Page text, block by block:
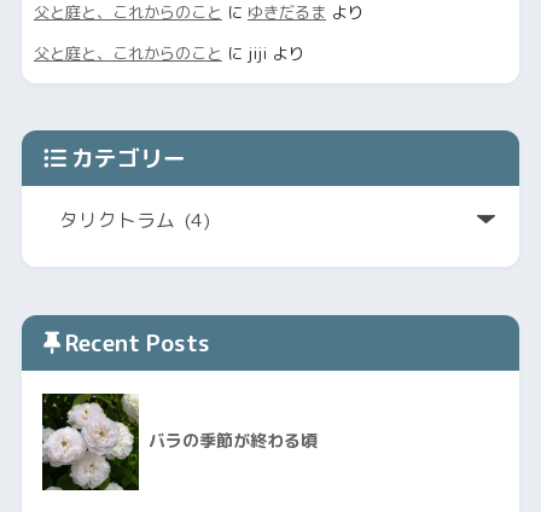
父と庭と、これからのこと に ゆきだるま より
父と庭と、これからのこと に jiji より
カテゴリー
Recent Posts
バラの季節が終わる頃